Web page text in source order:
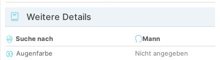
Weitere Details
Suche nach
Mann
Augenfarbe
Nicht angegeben